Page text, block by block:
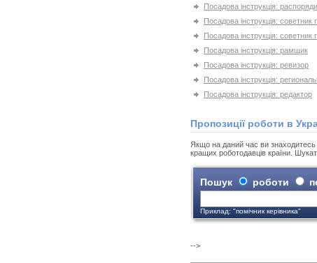
Посадова інструкція:
Посадова інструкція: советник
Посадова інструкція: советник
Посадова інструкція: рамщик
Посадова інструкція: ревизор
Посадова інструкція:
Посадова інструкція: редактор
Пропозиції роботи в
Якщо на даний час ви знаходитесь
кращих роботодавців країни.
Пошук роботи
Приклад: "помічник керівника"
-->